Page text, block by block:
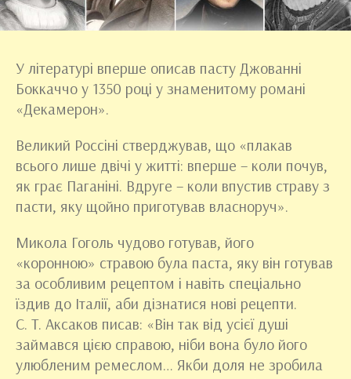
У літературі вперше описав пасту Джованні
Боккаччо у 1350 році у знаменитому романі
«Декамерон».
Великий Россіні стверджував, що «плакав
всього лише двічі у житті: вперше – коли почув,
як грає Паганіні. Вдруге – коли впустив страву з
пасти, яку щойно приготував власноруч».
Микола Гоголь чудово готував, його
«коронною» стравою була паста, яку він готував
за особливим рецептом і навіть спеціально
їздив до Італії, аби дізнатися нові рецепти.
С. Т. Аксаков писав: «Він так від усієї душі
займався цією справою, ніби вона було його
улюбленим ремеслом… Якби доля не зробила